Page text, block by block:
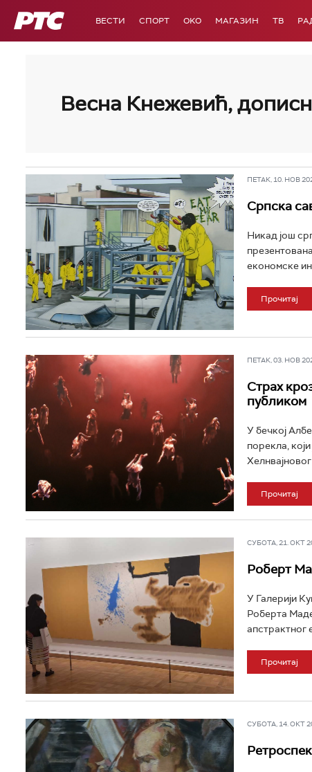
РТС ВЕСТИ СПОРТ OKO МАГАЗИН ТВ
Весна Кнежевић,
ПЕТАК, 10. НОВ
Српска
Никад још
економске
Прочитај
ПЕТАК, 03. НОВ
Страх
публиком
У бечкој
порекла,
Прочитај
СУБОТА, 21. ОКТ
Роберт
У Галерији
Роберта
апстрактног
Прочитај
СУБОТА, 14. ОКТ